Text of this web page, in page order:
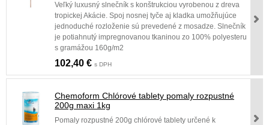
Veľký luxusný slnečník s konštrukciou vyrobenou z dreva
tropickej Akácie. Spoj nosnej tyče aj kladka umožňujúce
jednoduché rozloženie sú prevedené z mosadze. Slnečník
je potiahnutý impregnovanou tkaninou zo 100% polyesteru
s gramážou 160g/m2
102,40 € s DPH
Chemoform Chlórové tablety pomaly rozpustné
200g maxi 1kg
Pomaly rozpustné 200g chlórové tablety určené k